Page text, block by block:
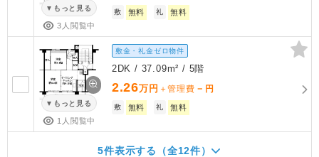
もっと見る
3人閲覧中
敷 無料 礼 無料
もっと見る
1人閲覧中
敷金・礼金ゼロ物件
2DK / 37.09m² / 5階
2.26万円 ＋管理費 － 円
敷 無料 礼 無料
5件表示する（全12件）